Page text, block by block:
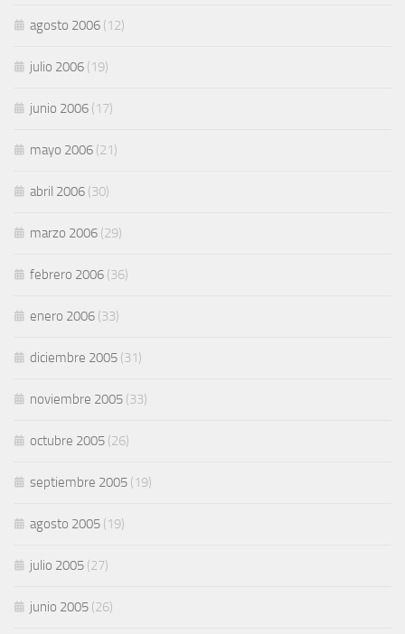
agosto 2006 (12)
julio 2006 (19)
junio 2006 (17)
mayo 2006 (21)
abril 2006 (30)
marzo 2006 (29)
febrero 2006 (36)
enero 2006 (33)
diciembre 2005 (31)
noviembre 2005 (33)
octubre 2005 (26)
septiembre 2005 (19)
agosto 2005 (19)
julio 2005 (27)
junio 2005 (26)